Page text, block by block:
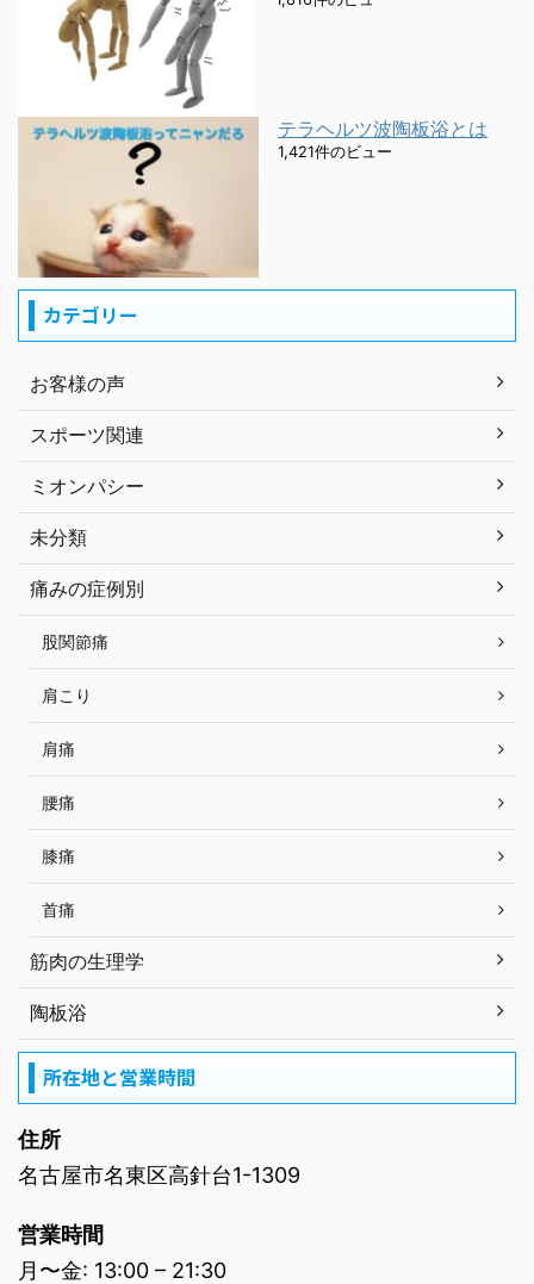
テラヘルツ波陶板浴とは
1,421件のビュー
カテゴリー
お客様の声
スポーツ関連
ミオンパシー
未分類
痛みの症例別
股関節痛
肩こり
肩痛
腰痛
膝痛
首痛
筋肉の生理学
陶板浴
所在地と営業時間
住所
名古屋市名東区高針台1-1309
営業時間
月〜金: 13:00 – 21:30